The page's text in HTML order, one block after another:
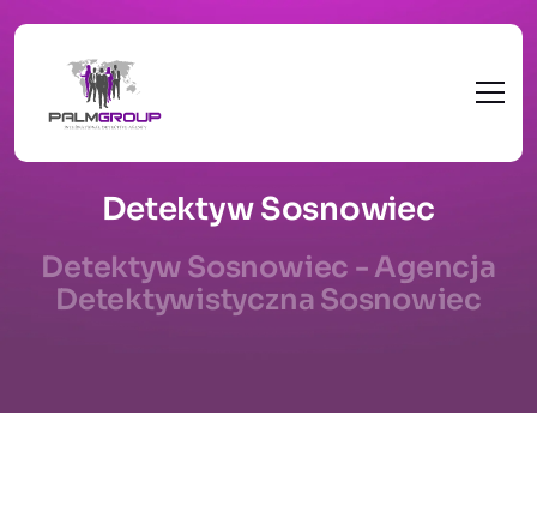
Detektyw Sosnowiec
Detektyw Sosnowiec - Agencja
Detektywistyczna Sosnowiec